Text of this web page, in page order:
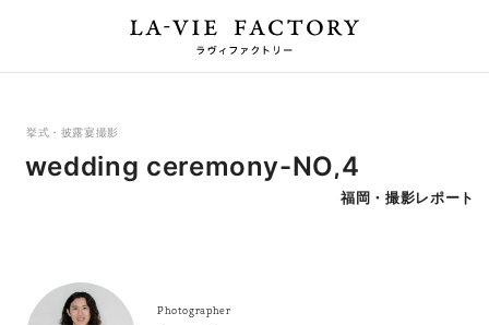
挙式・披露宴撮影
wedding ceremony-NO,4
福岡・撮影レポート
Photographer